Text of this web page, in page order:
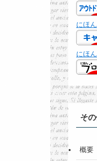
にほ
にほ
そ
概要